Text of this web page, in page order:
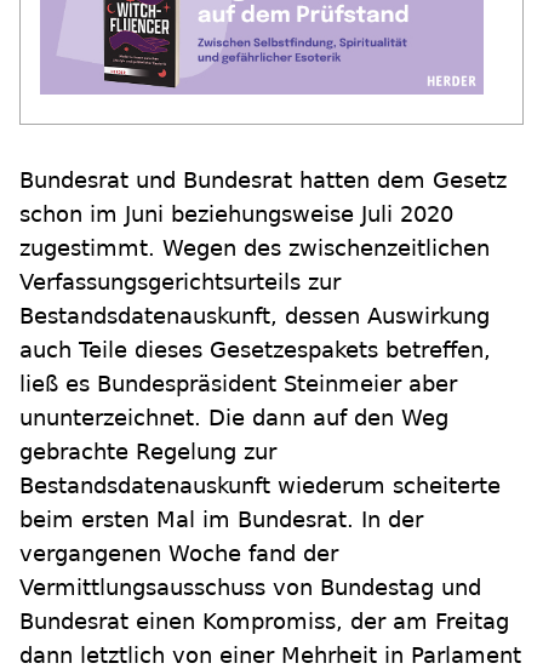
Bundesrat und Bundesrat hatten dem Gesetz
schon im Juni beziehungsweise Juli 2020
zugestimmt. Wegen des zwischenzeitlichen
Verfassungsgerichtsurteils zur
Bestandsdatenauskunft, dessen Auswirkung
auch Teile dieses Gesetzespakets betreffen,
ließ es Bundespräsident Steinmeier aber
ununterzeichnet. Die dann auf den Weg
gebrachte Regelung zur
Bestandsdatenauskunft wiederum scheiterte
beim ersten Mal im Bundesrat. In der
vergangenen Woche fand der
Vermittlungsausschuss von Bundestag und
Bundesrat einen Kompromiss, der am Freitag
dann letztlich von einer Mehrheit in Parlament